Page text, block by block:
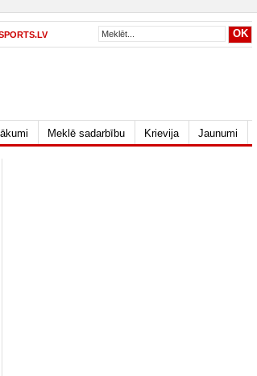
Meklē sadarbību Krievija Jaunumi